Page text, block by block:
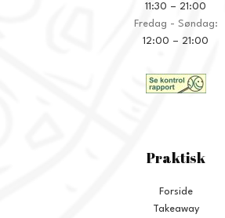
11:30 – 21:00
Fredag - Søndag:
12:00 – 21:00
Praktisk
Forside
Takeaway